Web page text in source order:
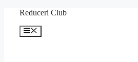
conținut
Reduceri Club
Meniu